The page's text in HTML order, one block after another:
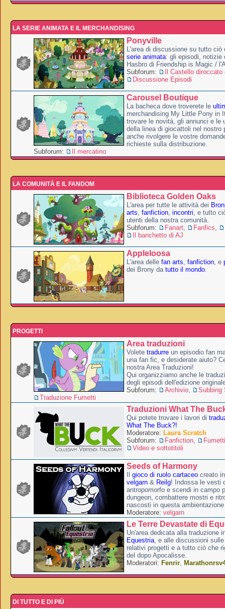
LA SERIE ANIMATA E IL MERCHANDISING
Ponyville
L'area di discussione su tutto ciò
serie animata: gli episodi, notizie
Hasbro di Friendship is Magic /
Subforum:
Il Castello
Discussione Episodi
Carousel Boutique
La bacheca dove troverete le
merchandising My Little Pony in
trovare le novità, gli annunci e le
della linea di giocattoli nel nostro
anche rivolgere le vostre
richieste sulla distribuzione.
Subforum:
Il mercatino
LA COMUNITÀ E IL FANDOM
Biblioteca Golden Oaks
L'area per tutte le attività dei
arts, fanfiction, incontri, e tutto
utenti della nostra comunità.
Subforum:
Fanart, Fanfics,
Il banchetto di AJ
Appleloosa
L'area delle fan arts, fanfiction, e
dei Brony da tutto il mondo.
PROGETTI
Area traduzioni
Volete tradurre un episodio fan
una fan fic, e desiderate aiuto?
nostra Area Traduzioni!
Qui organizziamo anche le
degli episodi dell'edizione
Subforum:
Archivio,
Subbing
Traduzione Fumetti
Traduzioni What The
Qui potete trovare i lavori di
What The Buck?!
Moderatore: Laura Scratch
Subforum:
Fanfiction,
Fumetti
Video e sottotitoli
Seeds of Harmony
gioco di ruolo cartaceo creato
velgarn & Reilg! Indossa le vesti
antropomorfo e scendi in campo
dungeon, combattere mostri e
nascosti in questa
Moderatore: velgarn
Le Terre Devastate di
Un'area dedicata alla traduzione
Equestria, e alle discussioni
relativi progetti e a tutto ciò che
del dopo Apocalisse.
Moderatori: Fenrir,
DI TUTTO E DI PIÙ